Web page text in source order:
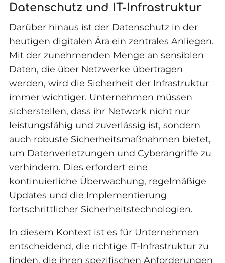
Datenschutz und IT-Infrastruktur
Darüber hinaus ist der Datenschutz in der
heutigen digitalen Ära ein zentrales Anliegen.
Mit der zunehmenden Menge an sensiblen
Daten, die über Netzwerke übertragen
werden, wird die Sicherheit der Infrastruktur
immer wichtiger. Unternehmen müssen
sicherstellen, dass ihr Network nicht nur
leistungsfähig und zuverlässig ist, sondern
auch robuste Sicherheitsmaßnahmen bietet,
um Datenverletzungen und Cyberangriffe zu
verhindern. Dies erfordert eine
kontinuierliche Überwachung, regelmäßige
Updates und die Implementierung
fortschrittlicher Sicherheitstechnologien.
In diesem Kontext ist es für Unternehmen
entscheidend, die richtige IT-Infrastruktur zu
finden, die ihren spezifischen Anforderungen